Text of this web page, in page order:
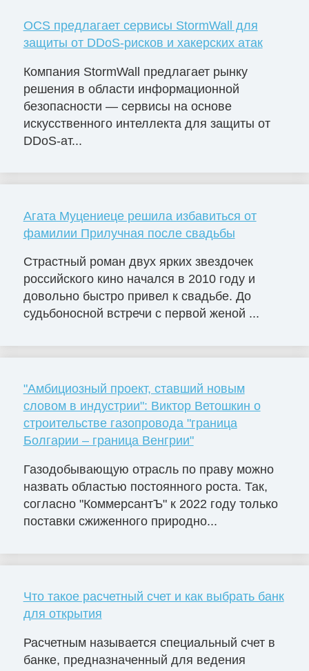
OCS предлагает сервисы StormWall для
защиты от DDoS-рисков и хакерских атак
Компания StormWall предлагает рынку
решения в области информационной
безопасности — сервисы на основе
искусственного интеллекта для защиты от
DDoS-ат...
Агата Муцениеце решила избавиться от
фамилии Прилучная после свадьбы
Страстный роман двух ярких звездочек
российского кино начался в 2010 году и
довольно быстро привел к свадьбе. До
судьбоносной встречи с первой женой ...
"Амбициозный проект, ставший новым
словом в индустрии": Виктор Ветошкин о
строительстве газопровода "граница
Болгарии – граница Венгрии"
Газодобывающую отрасль по праву можно
назвать областью постоянного роста. Так,
согласно "КоммерсантЪ" к 2022 году только
поставки сжиженного природно...
Что такое расчетный счет и как выбрать банк
для открытия
Расчетным называется специальный счет в
банке, предназначенный для ведения